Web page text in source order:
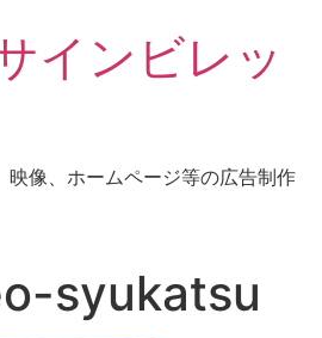
インビレッ
映像、ホームページ等の広告制作
syukatsu